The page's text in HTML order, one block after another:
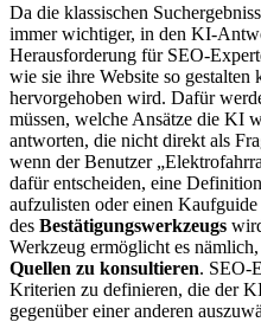
Da die klassischen
immer wichtiger, in den KI-
Herausforderung für SEO-
wie sie ihre Website so
hervorgehoben wird. Dafür
müssen, welche Ansätze die KI
antworten, die nicht direkt als
wenn der Benutzer
dafür entscheiden, eine
aufzulisten oder einen
des Bestätigungswerkzeugs
Werkzeug ermöglicht es
Quellen zu konsultieren. SEO-
Kriterien zu definieren, die der
gegenüber einer anderen